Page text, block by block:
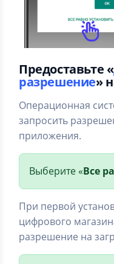
Предоставьте «
разрешение»
Операционная
запросить
приложения.
Выберите «Все
При первой
цифрового
разрешение на